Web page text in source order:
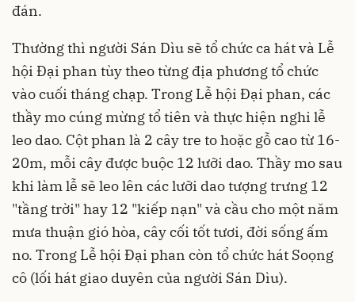
đán.
Thường thì người Sán Dìu sẽ tổ chức ca hát và Lễ
hội Đại phan tùy theo từng địa phương tổ chức
vào cuối tháng chạp. Trong Lễ hội Đại phan, các
thầy mo cúng mừng tổ tiên và thực hiện nghi lễ
leo dao. Cột phan là 2 cây tre to hoặc gỗ cao từ 16-
20m, mỗi cây được buộc 12 lưỡi dao. Thầy mo sau
khi làm lễ sẽ leo lên các lưỡi dao tượng trưng 12
"tầng trời" hay 12 "kiếp nạn" và cầu cho một năm
mưa thuận gió hòa, cây cối tốt tươi, đời sống ấm
no. Trong Lễ hội Đại phan còn tổ chức hát Soọng
cô (lối hát giao duyên của người Sán Dìu).